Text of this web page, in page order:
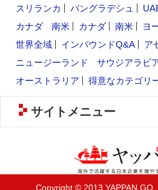
スリランカ
バングラデシュ
カナダ
南米 カナダ 南米 ヨ
世界全域
インバウンドQ&A
ア
ニュージーランド
サウジアラビ
オーストラリア
得意なカテゴリ
サイトメニュー
Copyright © 2013 YAPPAN GO.